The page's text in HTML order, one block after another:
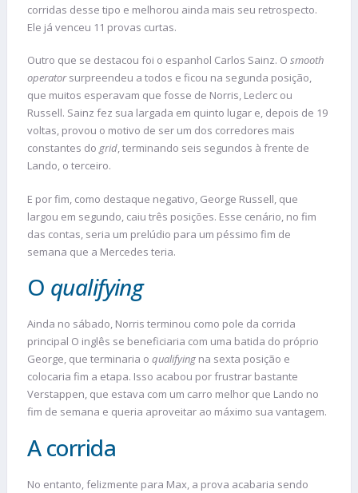
corridas desse tipo e melhorou ainda mais seu retrospecto.
Ele já venceu 11 provas curtas.
Outro que se destacou foi o espanhol Carlos Sainz. O smooth
operatorsurpreendeu a todos e ficou na segunda posição,
que muitos esperavam que fosse de Norris, Leclerc ou
Russell. Sainz fez sua largada em quinto lugar e, depois de 19
voltas, provou o motivo de ser um dos corredores mais
constantes do grid, terminando seis segundos à frente de
Lando, o terceiro.
E por fim, como destaque negativo, George Russell, que
largou em segundo, caiu três posições. Esse cenário, no fim
das contas, seria um prelúdio para um péssimo fim de
semana que a Mercedes teria.
O qualifying
Ainda no sábado, Norris terminou como pole da corrida
principal O inglês se beneficiaria com uma batida do próprio
George, que terminaria o qualifying na sexta posição e
colocaria fim a etapa. Isso acabou por frustrar bastante
Verstappen, que estava com um carro melhor que Lando no
fim de semana e queria aproveitar ao máximo sua vantagem.
A corrida
No entanto, felizmente para Max, a prova acabaria sendo